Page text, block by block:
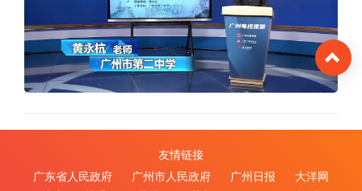
友情链接
广东省人民政府
广州市人民政府 广州日报
大洋网